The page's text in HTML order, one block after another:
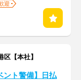
迎
【本社】
ント警備】日払